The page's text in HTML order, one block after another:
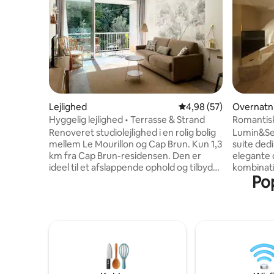
Lejlighed 4,98 ud af 5 i
4,98 (57)
Hyggelig lejlighed • Terrasse & Strand
Renoveret studiolejlighed i en rolig bolig
mellem Le Mourillon og Cap Brun. Kun 1,3
km fra Cap Brun-residensen. Den er
ideel til et afslappende ophold og tilbyder
Parkeringsplads inkluderet. Hurtig wi-fi.
Alt er inkluderet: rengøring og sengetøj
–
suite
elegante
bad, en